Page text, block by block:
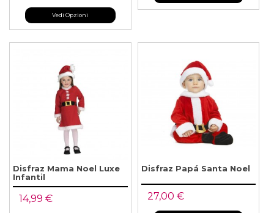
Vedi Opzioni
Disfraz Mama Noel Luxe
Infantil
14,99 €
Disfraz Papá Santa Noel
27,00 €